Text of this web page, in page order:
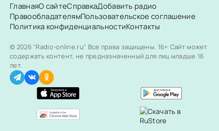
ГлавнаяО сайтеСправкаДобавить радио
ПравообладателямПользовательское соглашение
Политика конфиденциальностиКонтакты
© 2026 "Radio-online.ru" Все права защищены. 16+ Сайт может
содержать контент, не предназначенный для лиц младше 16
лет.